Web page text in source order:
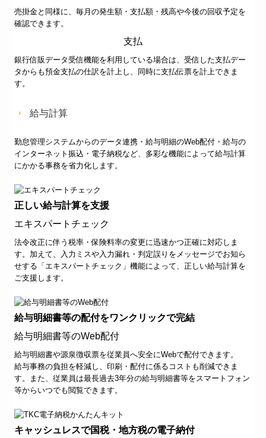
売掛金と同様に、毎月の発生額・支払額・残高や今後の回収予定を
確認できます。
支払
銀行信販データ受信機能を利用している場合は、受信した支払デー
タからも預金支払の仕訳を計上し、同時に支払伝票を計上できま
す。
給与計算
勤怠管理システムからのデータ連携・給与明細のWeb配付・給与の
インターネット振込・電子納税など、多彩な機能によって給与計算
にかかる事務を省力化します。
正しい給与計算を支援
エキスパートチェック
法令改正に伴う税率・保険料率の変更に迅速かつ正確に対応しま
す。加えて、入力ミスや入力漏れ・判定誤りをメッセージでお知ら
せする「エキスパートチェック」機能によって、正しい給与計算を
ご支援します。
給与明細書等の配付をワンクリックで完結
給与明細書等のWeb配付
給与明細書や源泉徴収票を従業員へ安全にWebで配付できます。
給与事務の負担を軽減し、印刷・配付に係るコストも削減できま
す。また、従業員は最長過去3年分の給与明細書等をスマートフォン
等からいつでも閲覧できます。
キャッシュレスで国税・地方税の電子納付